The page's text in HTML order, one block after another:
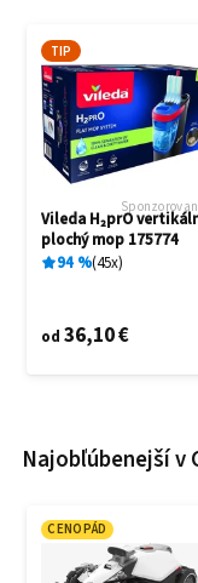
TIP
Vileda H₂prO
plochý mop 175774
94% 45x
od 36,10 €
Najobľúbenejší v
CENOPÁD